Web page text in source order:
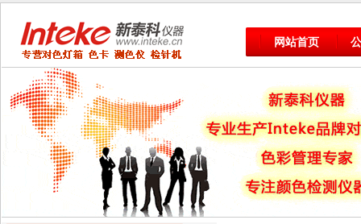
网站首页
CAC(8)八光源对色灯箱
英国VeriVide CAC60标准光源
对色灯箱
CAC120进口标准光源对色灯箱
CAC(5)对色灯箱 D65/Tl84/UV